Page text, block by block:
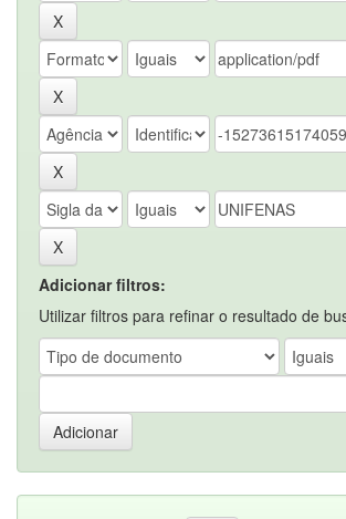
Adicionar filtros:
Utilizar filtros para refinar o resultado de